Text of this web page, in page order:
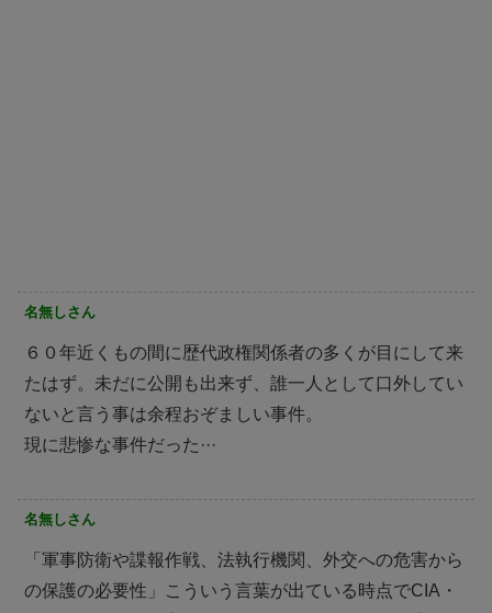
名無しさん
６０年近くもの間に歴代政権関係者の多くが目にして来
たはず。未だに公開も出来ず、誰一人として口外してい
ないと言う事は余程おぞましい事件。
現に悲惨な事件だった···
名無しさん
「軍事防衛や諜報作戦、法執行機関、外交への危害から
の保護の必要性」こういう言葉が出ている時点でCIA・